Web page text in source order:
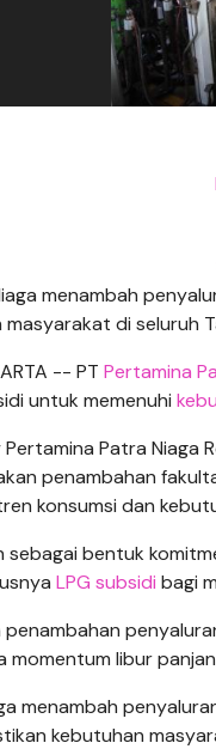
menambah
di seluruh
-- PT Pertamina
untuk memenuhi
Patra Niaga
penambahan
konsumsi dan
sebagai bentuk
LPG subsidi bagi
momentum libur
menambah
kebutuhan